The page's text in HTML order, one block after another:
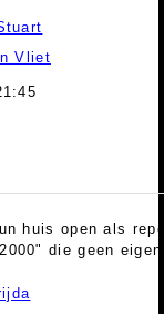
Vliet
huis open als
die geen